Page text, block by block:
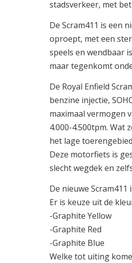
stadsverkeer, met
De Scram411 is een
oproept, met een
speels en wendbaar
maar tegenkomt
De Royal Enfield
benzine injectie,
maximaal vermogen
4.000-4.500tpm.
het lage
Deze motorfiets is
slecht wegdek en
De nieuwe
Er is keuze uit de
-Graphite Yellow
-Graphite Red
-Graphite Blue
Welke tot uiting